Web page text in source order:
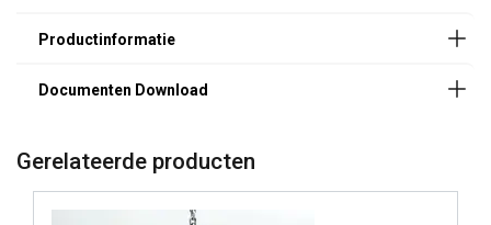
Gerelateerde producten